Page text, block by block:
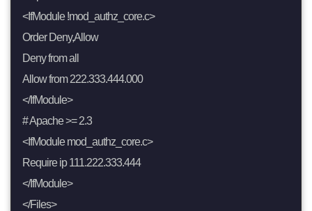
<IfModule !mod_authz_core.c>
Order Deny,Allow
Deny from all
Allow from 222.333.444.000
</IfModule>
# Apache >= 2.3
<IfModule mod_authz_core.c>
Require ip 111.222.333.444
</IfModule>
</Files>